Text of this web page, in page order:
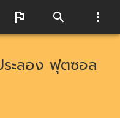
ระลอง ฟุตซอล